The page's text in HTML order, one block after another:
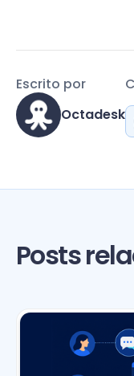
Escrito por
Octadesk
Posts